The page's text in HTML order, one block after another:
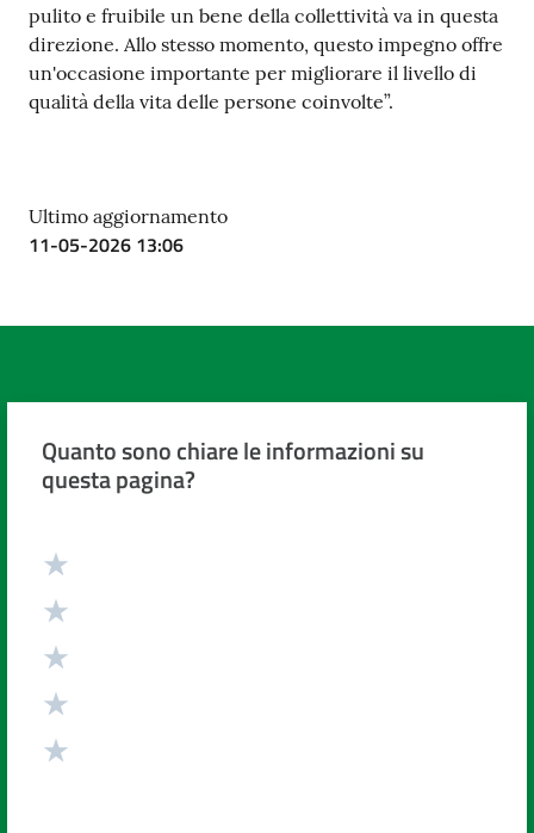
pulito e fruibile un bene della collettività va in questa
direzione. Allo stesso momento, questo impegno offre
un'occasione importante per migliorare il livello di
qualità della vita delle persone coinvolte”.
Ultimo aggiornamento
11-05-2026 13:06
Quanto sono chiare le informazioni su
questa pagina?